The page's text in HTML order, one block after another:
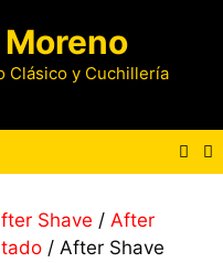
Clásico y Cuchillería
Shave / After
/ After Shave